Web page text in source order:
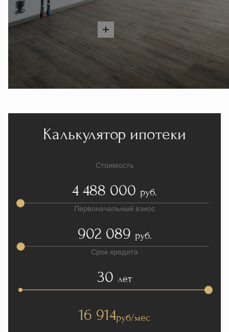
Калькулятор ипотеки
Стоимость
4 488 000 руб.
Первоначальный взнос
902 089 руб.
Срок кредита
30 лет
16 914руб/мес